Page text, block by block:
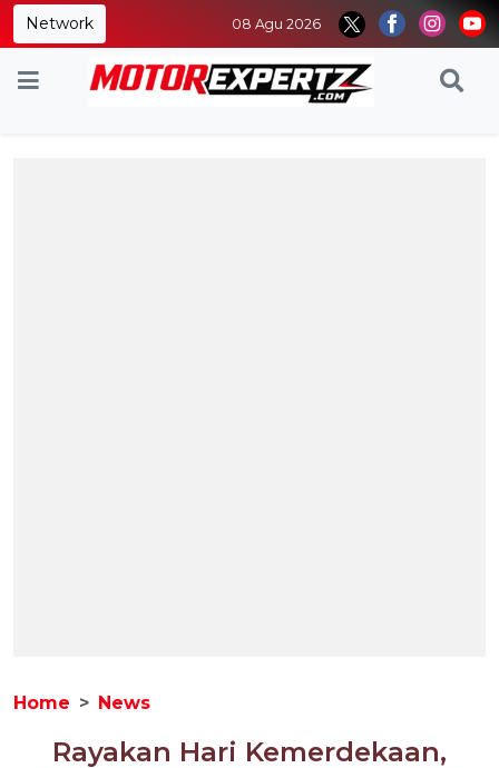
Network 08 Agu 2026
Home News
Rayakan Hari Kemerdekaan,